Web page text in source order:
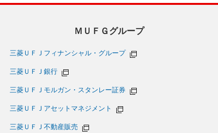
ＭＵＦＧグループ
三菱ＵＦＪフィナンシャル・グループ
三菱ＵＦＪ銀行
三菱ＵＦＪモルガン・スタンレー証券
三菱ＵＦＪアセットマネジメント
三菱ＵＦＪ不動産販売